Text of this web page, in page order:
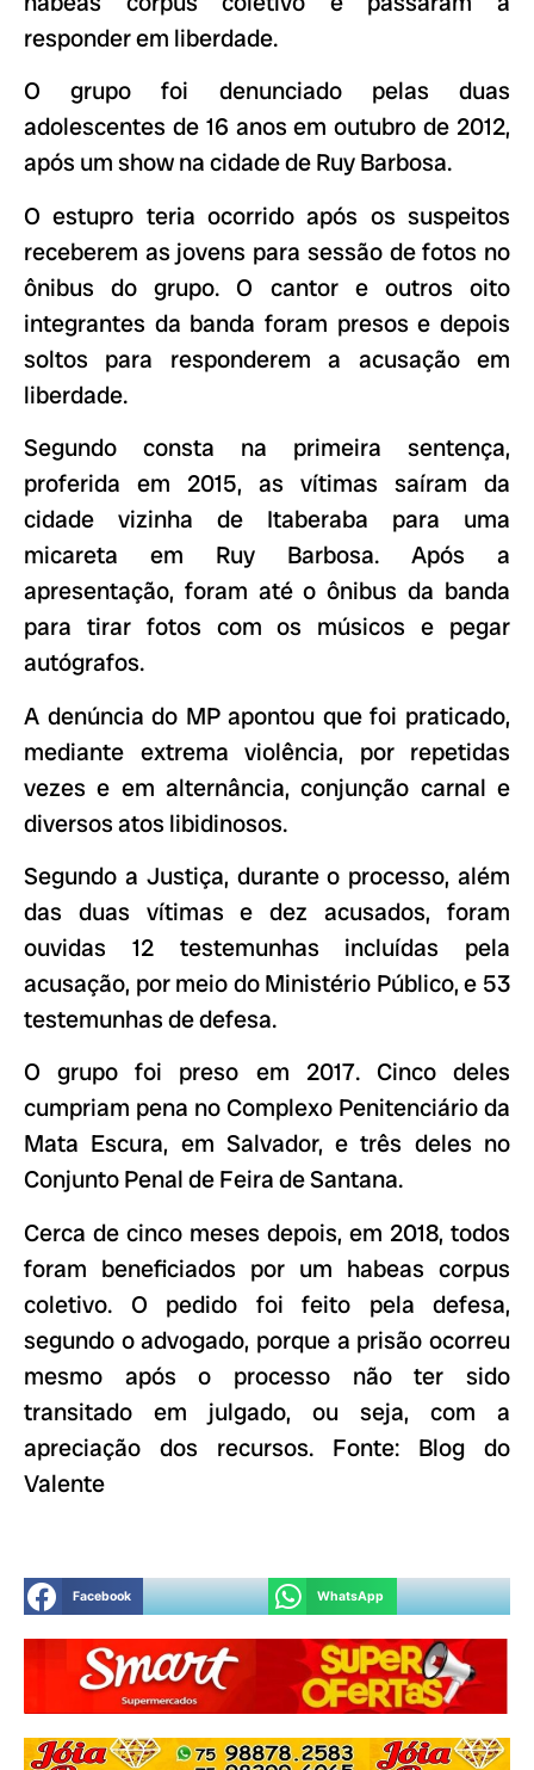
responder em liberdade.
O grupo foi denunciado pelas duas
adolescentes de 16 anos em outubro de 2012,
após um show na cidade de Ruy Barbosa.
O estupro teria ocorrido após os suspeitos
receberem as jovens para sessão de fotos no
ônibus do grupo. O cantor e outros oito
integrantes da banda foram presos e depois
soltos para responderem a acusação em
liberdade.
Segundo consta na primeira sentença,
proferida em 2015, as vítimas saíram da
cidade vizinha de Itaberaba para uma
micareta em Ruy Barbosa. Após a
apresentação, foram até o ônibus da banda
para tirar fotos com os músicos e pegar
autógrafos.
A denúncia do MP apontou que foi praticado,
mediante extrema violência, por repetidas
vezes e em alternância, conjunção carnal e
diversos atos libidinosos.
Segundo a Justiça, durante o processo, além
das duas vítimas e dez acusados, foram
ouvidas 12 testemunhas incluídas pela
acusação, por meio do Ministério Público, e 53
testemunhas de defesa.
O grupo foi preso em 2017. Cinco deles
cumpriam pena no Complexo Penitenciário da
Mata Escura, em Salvador, e três deles no
Conjunto Penal de Feira de Santana.
Cerca de cinco meses depois, em 2018, todos
foram beneficiados por um habeas corpus
coletivo. O pedido foi feito pela defesa,
segundo o advogado, porque a prisão ocorreu
mesmo após o processo não ter sido
transitado em julgado, ou seja, com a
apreciação dos recursos. Fonte: Blog do
Valente
Facebook WhatsApp